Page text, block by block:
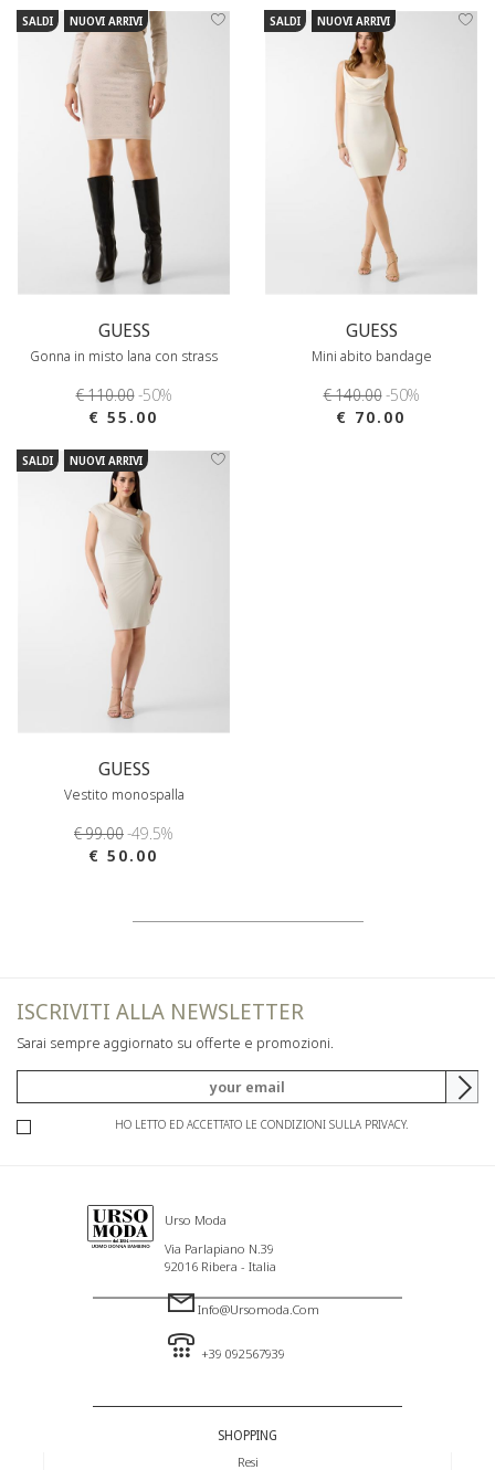
SALDI NUOVI ARRIVI
GUESS
Gonna in misto lana con strass
€ 110.00-50%
€ 55.00
SALDI NUOVI ARRIVI
GUESS
Mini abito bandage
€ 140.00-50%
€ 70.00
SALDI NUOVI ARRIVI
GUESS
Vestito monospalla
€ 99.00-49.5%
€ 50.00
ISCRIVITI ALLA NEWSLETTER
Sarai sempre aggiornato su offerte e promozioni.
HO LETTO ED ACCETTATO LE CONDIZIONI SULLA PRIVACY.
Urso Moda
Via Parlapiano N.39
92016 Ribera - Italia
Info@ursomoda.com
+39 092567939
SHOPPING
Resi